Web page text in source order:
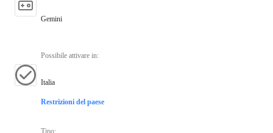
Gemini
Possibile attivare in:
Italia
Restrizioni del paese
Tipo: